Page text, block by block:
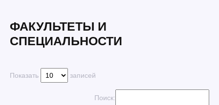
ФАКУЛЬТЕТЫ И
СПЕЦИАЛЬНОСТИ
Показать записей
Поиск: